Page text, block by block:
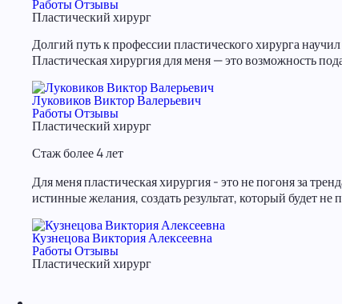
РаботыОтзывы
Пластический хирург
Долгий путь к профессии пластического хирурга
Пластическая хирургия для меня — это возможность
Луковиков Виктор Валерьевич
РаботыОтзывы
Пластический хирург
Стаж более 4 лет
Для меня пластическая хирургия - это не погоня за
истинные желания, создать результат, который будет
Кузнецова Виктория Алексеевна
РаботыОтзывы
Пластический хирург